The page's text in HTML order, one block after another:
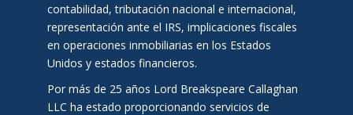
contabilidad, tributación nacional e internacional,
representación ante el IRS, implicaciones fiscales
en operaciones inmobiliarias en los Estados
Unidos y estados financieros.
Por más de 25 años Lord Breakspeare Callaghan
LLC ha estado proporcionando servicios de